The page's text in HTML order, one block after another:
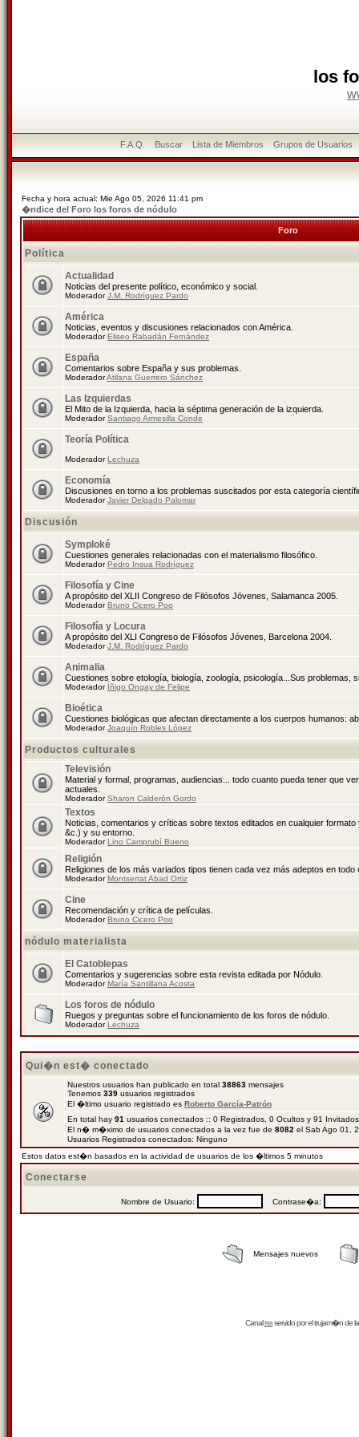
los
F.A.Q. Buscar Lista de Miembros Grupos de Usuarios
Fecha y hora actual: Mie Ago 05, 2026 11:41 pm
�ndice del Foro los foros de nódulo
Foro
Política
Actualidad
Noticias del presente político, económico y social.
ModeradorJ.M. Rodríguez Pardo
América
Noticias, eventos y discusiones relacionados con América.
ModeradorEliseo Rabadán Fernández
España
Comentarios sobre España y sus problemas.
ModeradorAtilana Guerrero Sánchez
Las Izquierdas
El Mito de la Izquierda, hacia la séptima generación de la izquierda.
ModeradorSantiago Armesilla Conde
Teoría Política
ModeradorLechuza
Economía
Discusiones en torno a los problemas suscitados por esta categoría
ModeradorJavier Delgado Palomar
Discusión
Symploké
Cuestiones generales relacionadas con el materialismo filosófico.
ModeradorPedro Insua Rodríguez
Filosofía y Cine
A propósito del XLII Congreso de Filósofos Jóvenes, Salamanca 2005.
ModeradorBruno Cicero Poo
Filosofía y Locura
A propósito del XLI Congreso de Filósofos Jóvenes, Barcelona 2004.
ModeradorJ.M. Rodríguez Pardo
Animalia
Cuestiones sobre etología, biología, zoología, psicología...Sus problemas,
Moderador Íñigo Ongay de Felipe
Bioética
Cuestiones biológicas que afectan directamente a los cuerpos humanos:
ModeradorJoaquín Robles López
Productos culturales
Televisión
Material y formal, programas, audiencias... todo cuanto pueda tener que
actuales.
ModeradorSharon Calderón Gordo
Textos
Noticias, comentarios y críticas sobre textos editados en cualquier
&c.) y su entorno.
ModeradorLino Camprubí Bueno
Religión
Religiones de los más variados tipos tienen cada vez más adeptos en todo
ModeradorMontserrat Abad Ortiz
Cine
Recomendación y crítica de películas.
ModeradorBruno Cicero Poo
nódulo materialista
El Catoblepas
Comentarios y sugerencias sobre esta revista editada por Nódulo.
ModeradorMaría Santillana Acosta
Los foros de nódulo
Ruegos y preguntas sobre el funcionamiento de los foros de nódulo.
ModeradorLechuza
Qui�n est� conectado
Nuestros usuarios han publicado en total 38863 mensajes
Tenemos 339 usuarios registrados
El �ltimo usuario registrado es Roberto García-Patrón
En total hay 91 usuarios conectados :: 0 Registrados, 0 Ocultos y 91
El n� m�ximo de usuarios conectados a la vez fue de 8082 el Sab Ago 01,
Usuarios Registrados conectados: Ninguno
Estos datos est�n basados en la actividad de usuarios de los �ltimos 5 minutos
Conectarse
Nombre de Usuario: Contrase�a:
Mensajes nuevos
Canalrssservido por eltrujam�nde